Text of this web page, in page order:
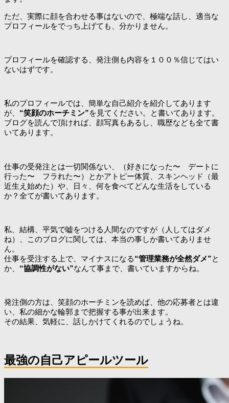
ただ、実際に顔を合わせる事はないので、極端な話し、適当な
プロフィールをでっち上げても、分かりません。
プロフィールを確認する、発注側も内容を１００％信じてはい
ないはずです。
私のプロフィールでは、簡単な自己紹介を紹介してあります
が、 “笑顔のホーチミン”を見てください。と書いてあります。
ブログを読んで頂ければ、顔写真もあるし、職歴なども全て書
いてあります。
仕事の受発注とは一切関係ない、（好きになった〜 デートに
行った〜 フラれた〜）とかアトピー体質、スキンヘッド（最
近生え始めた）や、日々、何を食べてどんな生活をしている
か？全てが書いてあります。
私、結構、平気で嘘をつける人間なのですが（人してはダメ
ね）、このブログに関しては、本当の事しか書いてありませ
ん。
仕事を受注する上で、マイナスになる“管理業務が全然ダメ”と
か、 “協調性がない”なんて事まで、書いていますからね。
発注側の方は、笑顔のホーチミンを読めば、他の応募者とは違
い、私の細かな輪郭まで把握する事が出来ます。
その結果、気軽に、話しかけてくれるのでしょうね。
最強の自己アピールツール